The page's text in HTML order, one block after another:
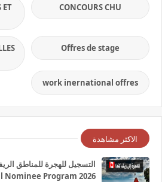
CONCOURS CHU
ET
Offres de stage
work inernational offres
الاكثر مشاهدة
Nominee Program 2026